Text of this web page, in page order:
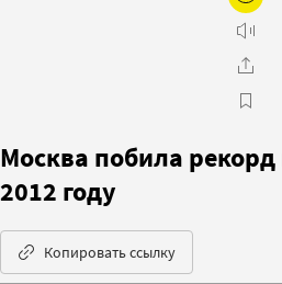
Москва побила рекорд
2012 году
Копировать ссылку